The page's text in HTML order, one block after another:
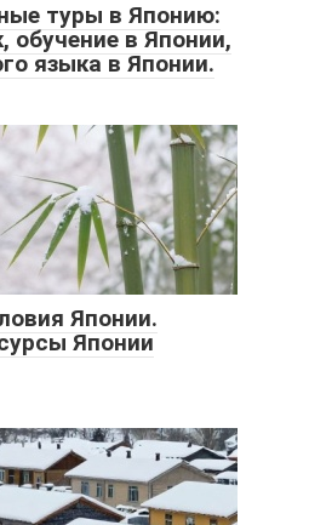
туры в Японию:
обучение в Японии,
языка в Японии.
Японии.
Японии